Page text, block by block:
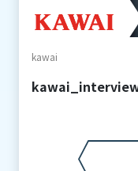
kawai